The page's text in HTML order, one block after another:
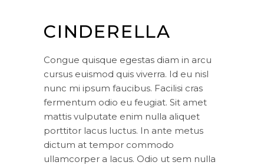
CINDERELLA
Congue quisque egestas diam in arcu
cursus euismod quis viverra. Id eu nisl
nunc mi ipsum faucibus. Facilisi cras
fermentum odio eu feugiat. Sit amet
mattis vulputate enim nulla aliquet
porttitor lacus luctus. In ante metus
dictum at tempor commodo
ullamcorper a lacus. Odio ut sem nulla